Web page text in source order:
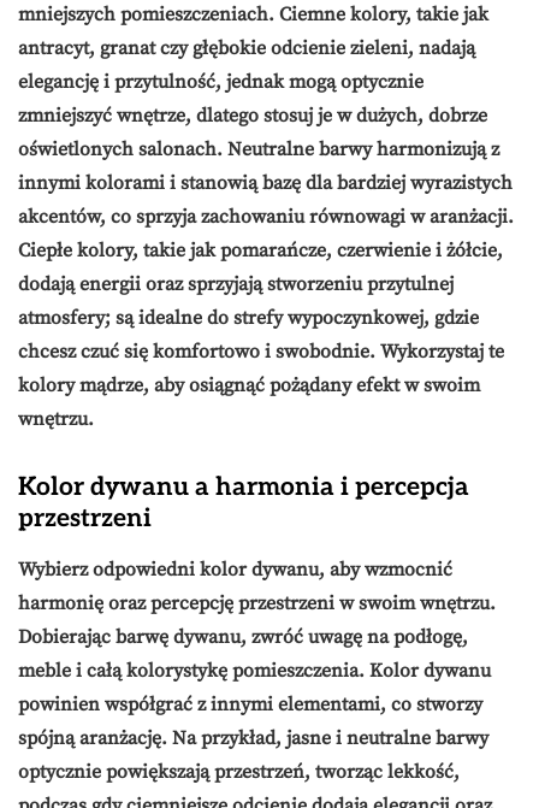
mniejszych pomieszczeniach. Ciemne kolory, takie jak
antracyt, granat czy głębokie odcienie zieleni, nadają
elegancję i przytulność, jednak mogą optycznie
zmniejszyć wnętrze, dlatego stosuj je w dużych, dobrze
oświetlonych salonach. Neutralne barwyharmonizują z
innymi kolorami i stanowią bazę dla bardziej wyrazistych
akcentów, co sprzyja zachowaniu równowagi w aranżacji.
Ciepłe kolory, takie jak pomarańcze, czerwienie i żółcie,
dodają energii oraz sprzyjają stworzeniu przytulnej
atmosfery; są idealne do strefy wypoczynkowej, gdzie
chcesz czuć się komfortowo i swobodnie. Wykorzystaj te
kolorymądrze, aby osiągnąć pożądany efekt w swoim
wnętrzu.
Kolor dywanu a harmonia i percepcja
przestrzeni
Wybierz odpowiedni kolor dywanu, aby wzmocnić
harmonię oraz percepcję przestrzeni w swoim wnętrzu.
Dobierając barwę dywanu, zwróć uwagę na podłogę,
meble i całą kolorystykę pomieszczenia. Kolor dywanu
powinien współgrać z innymi elementami, co stworzy
spójną aranżację. Na przykład, jasne i neutralne barwy
optycznie powiększają przestrzeń, tworząc lekkość,